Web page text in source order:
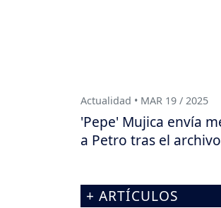
Actualidad • MAR 19 / 2025
'Pepe' Mujica envía
a Petro tras el
+ ARTÍCULOS